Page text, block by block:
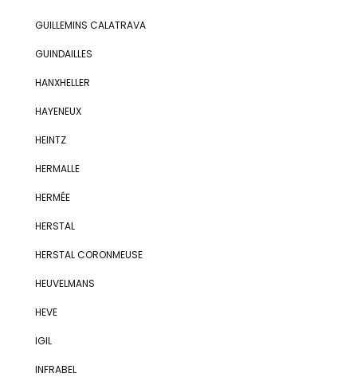
GUILLEMINS CALATRAVA
GUINDAILLES
HANXHELLER
HAYENEUX
HEINTZ
HERMALLE
HERMÉE
HERSTAL
HERSTAL CORONMEUSE
HEUVELMANS
HEVE
IGIL
INFRABEL